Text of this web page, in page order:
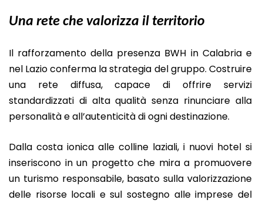
Una rete che valorizza il territorio
Il rafforzamento della presenza BWH in Calabria e
nel Lazio conferma la strategia del gruppo. Costruire
una rete diffusa, capace di offrire servizi
standardizzati di alta qualità senza rinunciare alla
personalità e all’autenticità di ogni destinazione.
Dalla costa ionica alle colline laziali, i nuovi hotel si
inseriscono in un progetto che mira a promuovere
un turismo responsabile, basato sulla valorizzazione
delle risorse locali e sul sostegno alle imprese del